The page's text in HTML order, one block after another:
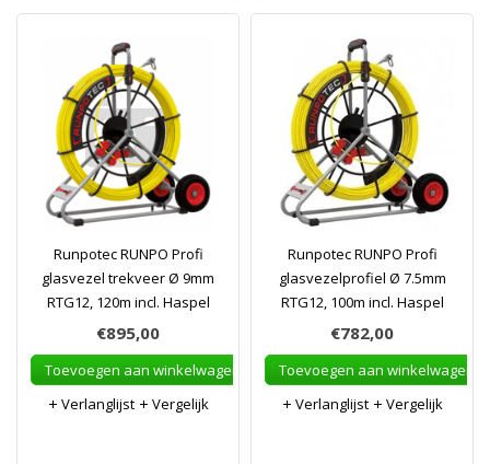
Runpotec RUNPO Profi
glasvezel trekveer Ø 9mm
RTG12, 120m incl. Haspel
€895,00
Toevoegen aan winkelwagen
Verlanglijst
Vergelijk
Runpotec RUNPO Profi
glasvezelprofiel Ø 7.5mm
RTG12, 100m incl. Haspel
€782,00
Toevoegen aan winkelwagen
Verlanglijst
Vergelijk